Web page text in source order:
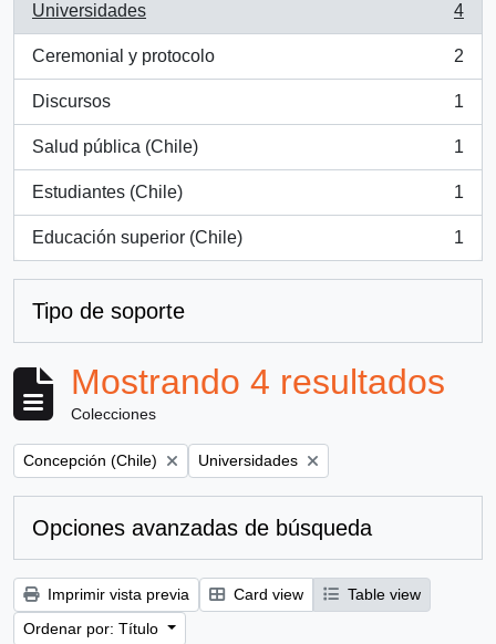
Universidades
, 4 resultados
4
Ceremonial y protocolo
, 2 resultados
2
Discursos
, 1 resultados
1
Salud pública (Chile)
, 1 resultados
1
Estudiantes (Chile)
, 1 resultados
1
Educación superior (Chile)
, 1 resultados
1
Tipo de soporte
Mostrando 4 resultados
Colecciones
Remove filter:
Concepción (Chile) Remove filter:
Universidades
Opciones avanzadas de búsqueda
Imprimir vista previa Card view
Table view
Ordenar por: Título